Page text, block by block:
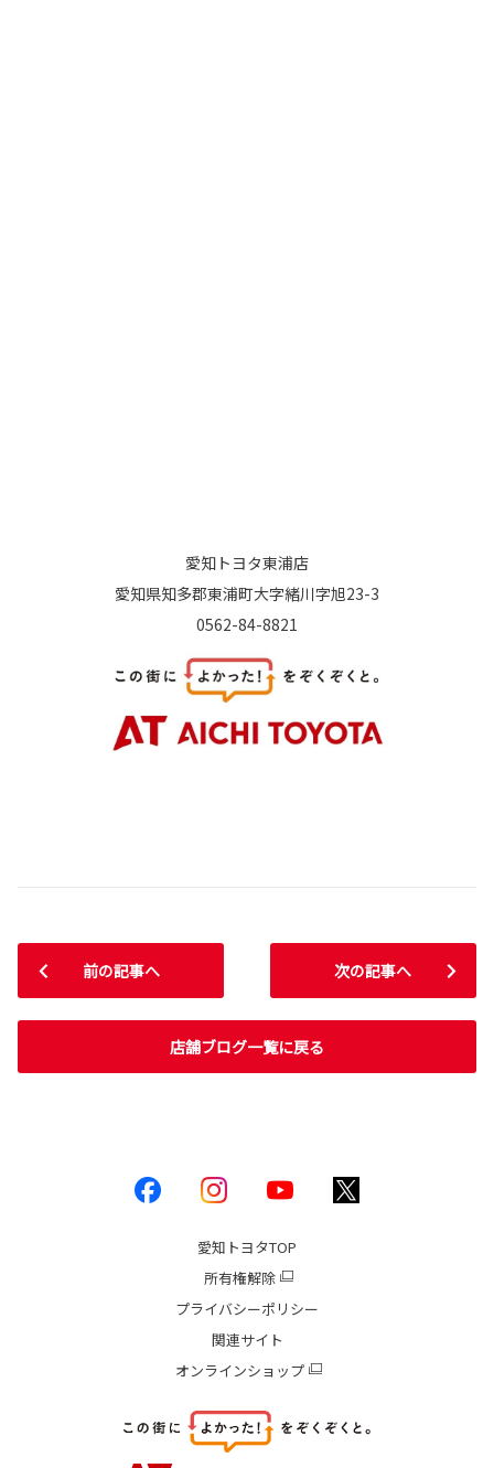
愛知トヨタ東浦店
愛知県知多郡東浦町大字緒川字旭23-3
0562-84-8821
前の記事へ
店舗ブログ一覧に戻る
次の記事へ
愛知トヨタTOP
所有権解除
プライバシーポリシー
関連サイト
オンラインショップ